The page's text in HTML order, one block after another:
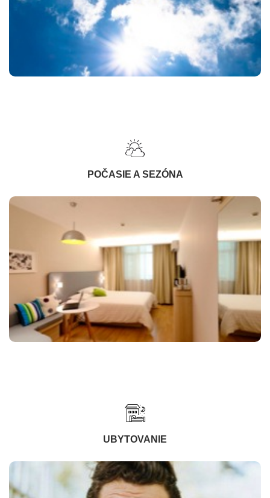
POČASIE A SEZÓNA
UBYTOVANIE